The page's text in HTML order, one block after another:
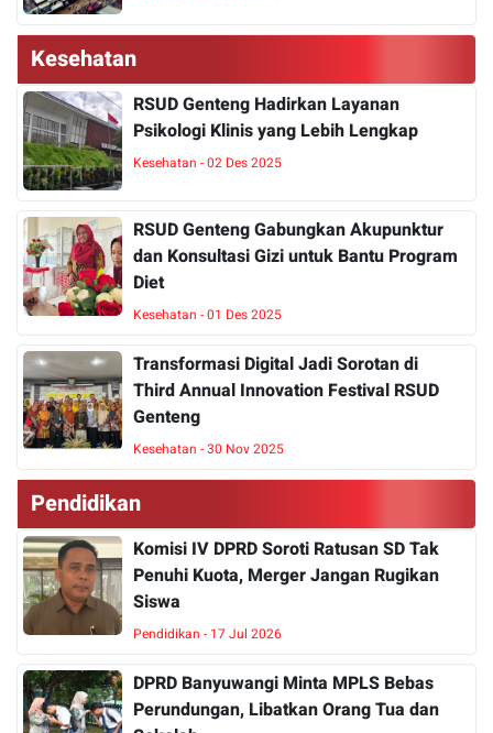
Kesehatan
RSUD Genteng Hadirkan Layanan
Psikologi Klinis yang Lebih Lengkap
Kesehatan - 02 Des 2025
RSUD Genteng Gabungkan Akupunktur
dan Konsultasi Gizi untuk Bantu Program
Diet
Kesehatan - 01 Des 2025
Transformasi Digital Jadi Sorotan di
Third Annual Innovation Festival RSUD
Genteng
Kesehatan - 30 Nov 2025
Pendidikan
Komisi IV DPRD Soroti Ratusan SD Tak
Penuhi Kuota, Merger Jangan Rugikan
Siswa
Pendidikan - 17 Jul 2026
DPRD Banyuwangi Minta MPLS Bebas
Perundungan, Libatkan Orang Tua dan